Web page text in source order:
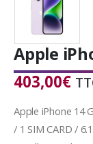
Apple
403,00€
Apple iPhone 14
/ 1 SIM CARD /